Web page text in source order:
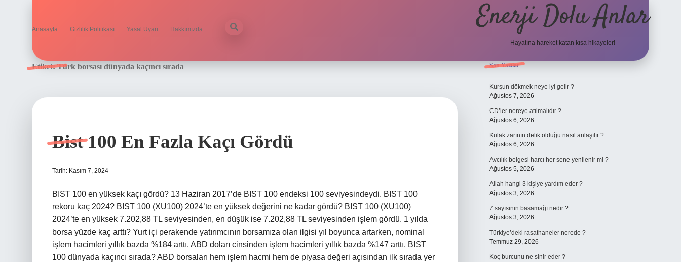
Anasayfa Gizlilik Politikası Yasal Uyarı Hakkımızda Enerji Dolu Anlar
Hayatına hareket katan kısa hikayeler!
Etiket:Türk borsası dünyada kaçıncı sırada
Bist 100 En Fazla Kaçı Gördü
Tarih: Kasım 7, 2024
BIST 100 en yüksek kaçı gördü? 13 Haziran 2017’de BIST 100 endeksi 100 seviyesindeydi. BIST 100
rekoru kaç 2024? BIST 100 (XU100) 2024’te en yüksek değerini ne kadar gördü? BIST 100 (XU100)
2024’te en yüksek 7.202,88 TL seviyesinden, en düşük ise 7.202,88 TL seviyesinden işlem gördü. 1 yılda
borsa yüzde kaç arttı? Yurt içi perakende yatırımcının borsamıza olan ilgisi yıl boyunca artarken, nominal
işlem hacimleri yıllık bazda %184 arttı. ABD doları cinsinden işlem hacimleri yıllık bazda %147 arttı. BIST
100 dünyada kaçıncı sırada? ABD borsaları hem işlem hacmi hem de piyasa değeri açısından ilk sırada yer
Sidebar
Son Yazılar
Kurşun dökmek neye iyi gelir ?
Ağustos 7, 2026
CD’ler nereye atılmalıdır ?
Ağustos 6, 2026
Kulak zarının delik olduğu nasıl anlaşılır ?
Ağustos 6, 2026
Avcılık belgesi harcı her sene yenilenir mi ?
Ağustos 5, 2026
Allah hangi 3 kişiye yardım eder ?
Ağustos 3, 2026
7 sayısının basamağı nedir ?
Ağustos 3, 2026
Türkiye’deki rasathaneler nerede ?
Temmuz 29, 2026
Koç burcunu ne sinir eder ?